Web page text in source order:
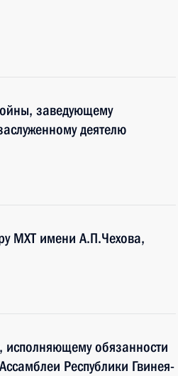
заведующему
деятелю
МХТ имени А.П.Чехова,
исполняющему обязанности
Республики Гвинея-